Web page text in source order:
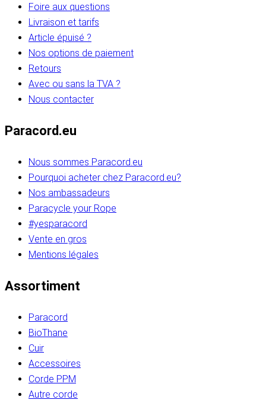
Foire aux questions
Livraison et tarifs
Article épuisé ?
Nos options de paiement
Retours
Avec ou sans la TVA ?
Nous contacter
Paracord.eu
Nous sommes Paracord.eu
Pourquoi acheter chez Paracord.eu?
Nos ambassadeurs
Paracycle your Rope
#yesparacord
Vente en gros
Mentions légales
Assortiment
Paracord
BioThane
Cuir
Accessoires
Corde PPM
Autre corde